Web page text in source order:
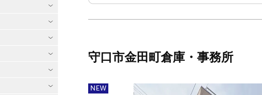
守口市金田町倉庫・事務所
NEW